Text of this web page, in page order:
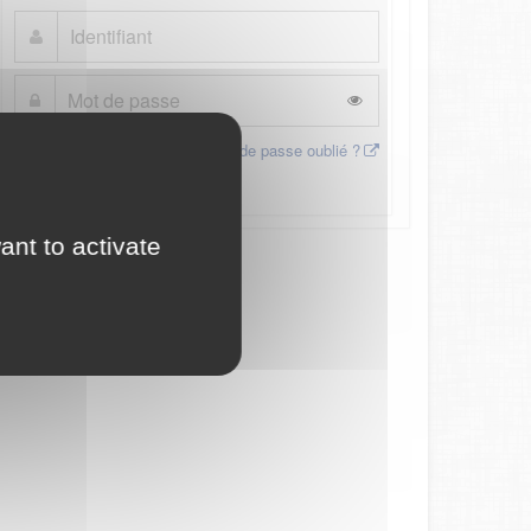
to activate
Mot de passe oublié ?